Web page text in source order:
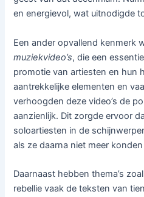
en energievol, wat uitnodigde
Een ander opvallend kenmerk
muziekvideo’s, die een
promotie van artiesten en hun
aantrekkelijke elementen en
verhoogden deze video’s de
aanzienlijk. Dit zorgde ervoor
soloartiesten in de
als ze daarna niet meer
Daarnaast hebben thema’s
rebellie vaak de teksten van